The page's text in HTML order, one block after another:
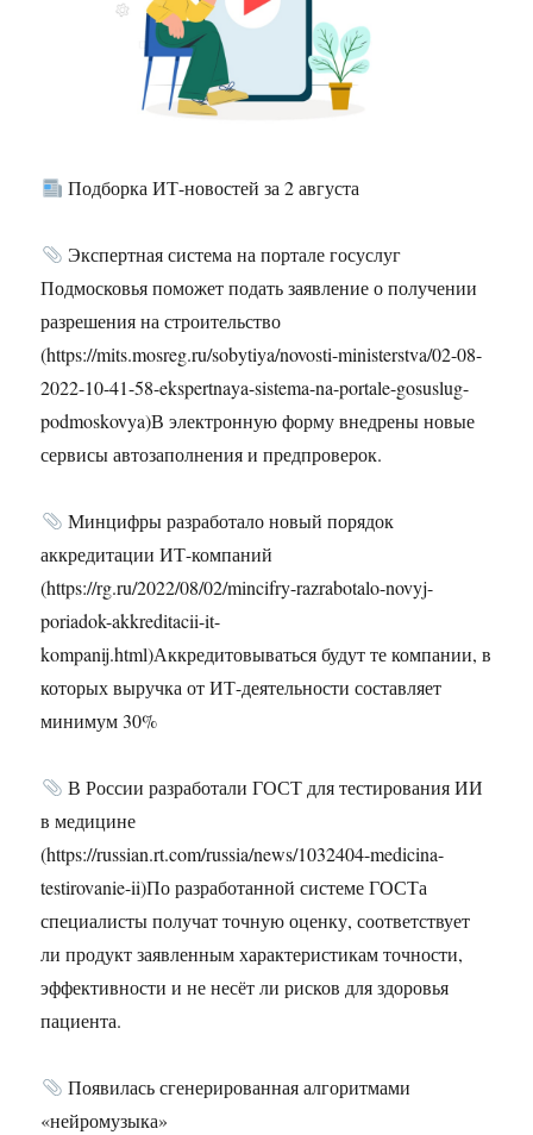
Подборка ИТ-новостей за 2 августа
Экспертная система на портале госуслуг
Подмосковья поможет подать заявление о получении
разрешения на строительство
(https://mits.mosreg.ru/sobytiya/novosti-ministerstva/02-08-
2022-10-41-58-ekspertnaya-sistema-na-portale-gosuslug-
podmoskovya)В электронную форму внедрены новые
сервисы автозаполнения и предпроверок.
Минцифры разработало новый порядок
аккредитации ИТ-компаний
(https://rg.ru/2022/08/02/mincifry-razrabotalo-novyj-
poriadok-akkreditacii-it-
kompanij.html)Аккредитовываться будут те компании, в
которых выручка от ИТ-деятельности составляет
минимум 30%
В России разработали ГОСТ для тестирования ИИ
в медицине
(https://russian.rt.com/russia/news/1032404-medicina-
testirovanie-ii)По разработанной системе ГОСТа
специалисты получат точную оценку, соответствует
ли продукт заявленным характеристикам точности,
эффективности и не несёт ли рисков для здоровья
пациента.
Появилась сгенерированная алгоритмами
«нейромузыка»